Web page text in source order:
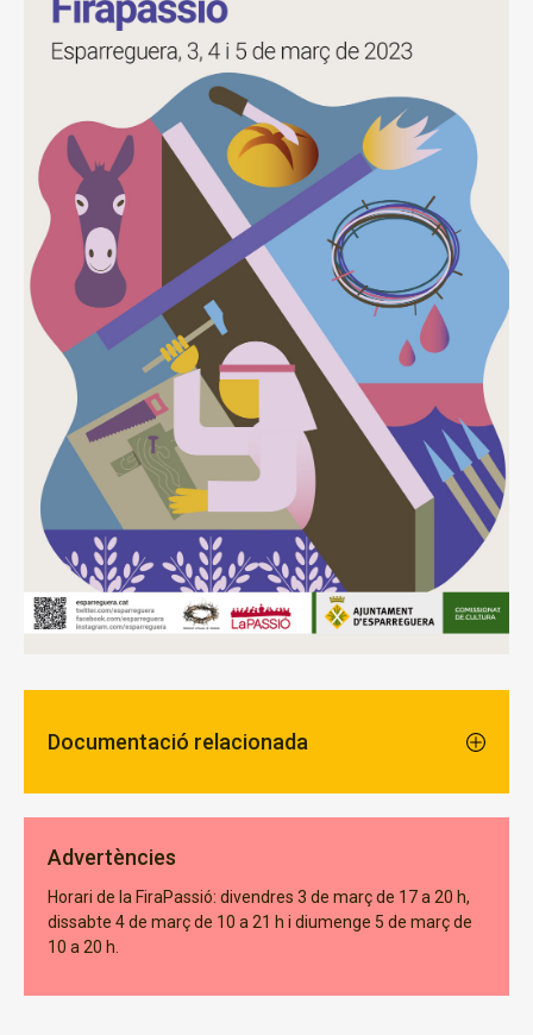
Documentació relacionada
Advertències
Horari de la FiraPassió: divendres 3 de març de 17 a 20 h,
dissabte 4 de març de 10 a 21 h i diumenge 5 de març de
10 a 20 h.